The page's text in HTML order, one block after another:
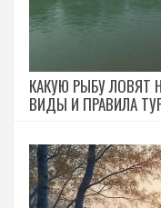
КАКУЮ РЫБУ ЛОВЯТ
ВИДЫ И ПРАВИЛА